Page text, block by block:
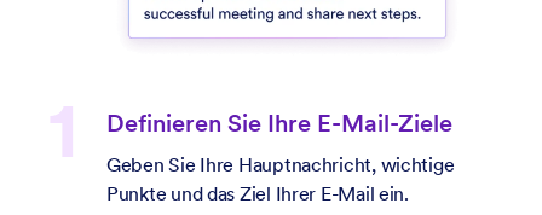
Passen Sie Ihre Einstellungen an
Wählen Sie Ihre bevorzugte Sprache,
Tonalität (formell oder informell),